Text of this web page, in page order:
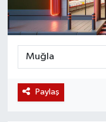
Paylaş
Magazin
Etkinlikler